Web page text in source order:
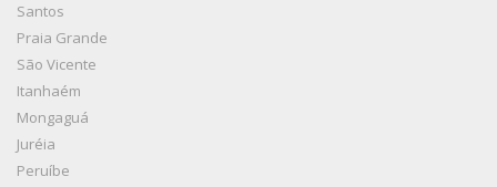
Santos
Praia Grande
São Vicente
Itanhaém
Mongaguá
Juréia
Peruíbe